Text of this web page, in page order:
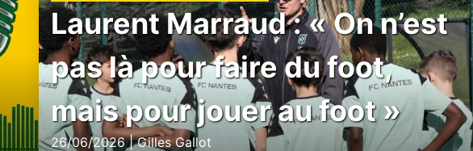
Laurent Marraud : « On n’est
pas là pour faire du foot,
mais pour jouer au foot »
26/06/2026 | Gilles Gallot